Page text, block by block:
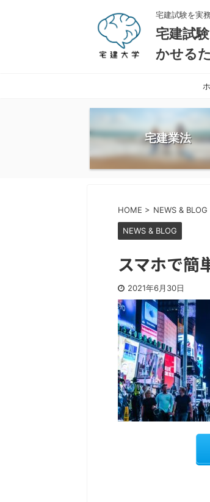
宅建試験を実
宅建試
かせる
宅建業法
HOME > NEWS & BLOG
NEWS & BLOG
スマホで簡
2021年6月30日